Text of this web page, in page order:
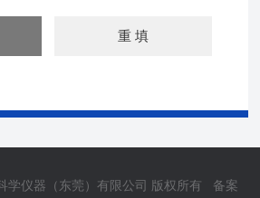
学仪器（东莞）有限公司 版权所有 备案